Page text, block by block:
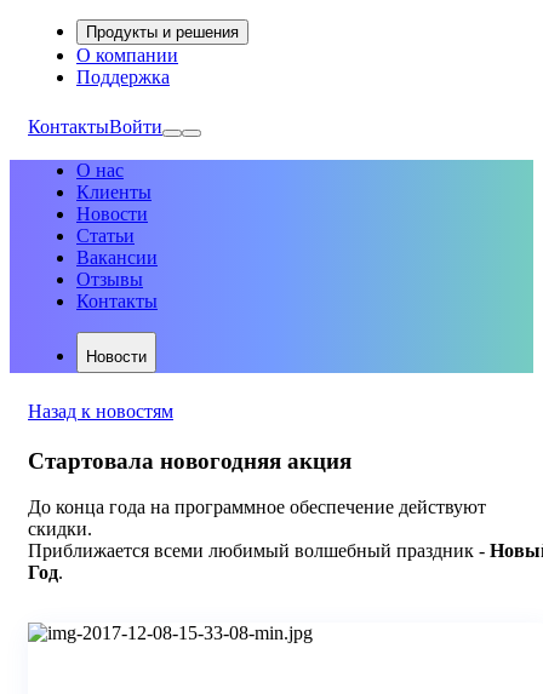
Продукты и решения
О компании
Поддержка
КонтактыВойти
О нас
Клиенты
Новости
Статьи
Вакансии
Отзывы
Контакты
Новости
Назад к новостям
Стартовала новогодняя акция
До конца года на программное обеспечение действуют
скидки.
Приближается всеми любимый волшебный праздник -
Год.